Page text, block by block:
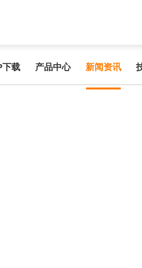
to open stream: No such file or directory
下载 产品中心 新闻资讯